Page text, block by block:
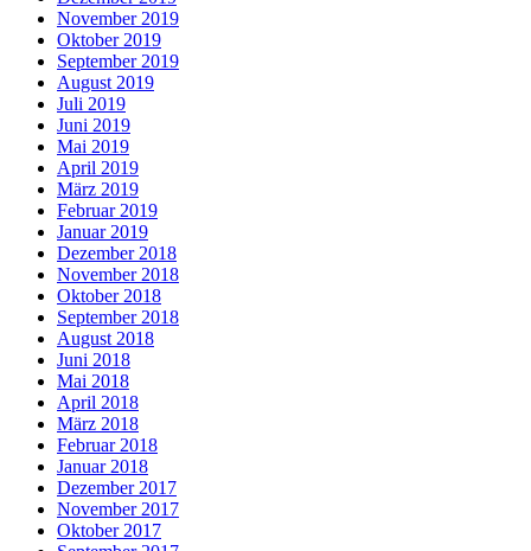
November 2019
Oktober 2019
September 2019
August 2019
Juli 2019
Juni 2019
Mai 2019
April 2019
März 2019
Februar 2019
Januar 2019
Dezember 2018
November 2018
Oktober 2018
September 2018
August 2018
Juni 2018
Mai 2018
April 2018
März 2018
Februar 2018
Januar 2018
Dezember 2017
November 2017
Oktober 2017